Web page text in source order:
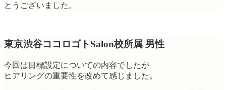
とうございました。
東京渋谷ココロゴトSalon校所属 男性
今回は目標設定についての内容でしたが
ヒアリングの重要性を改めて感じました。